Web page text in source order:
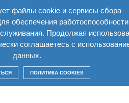
файлы cookie и сервисы сбора
обеспечения
Продолжая
соглашаетесь с
данных.
ПОЛИТИКА COOKIES
RU